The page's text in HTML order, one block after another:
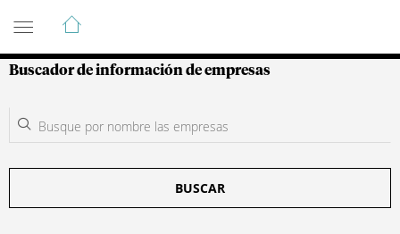
Guía de Empresas Colombianas
Buscador de información de empresas
BUSCAR